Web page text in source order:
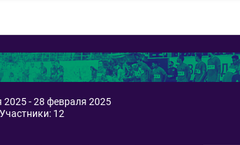
- 28 февраля 2025
Участники: 12